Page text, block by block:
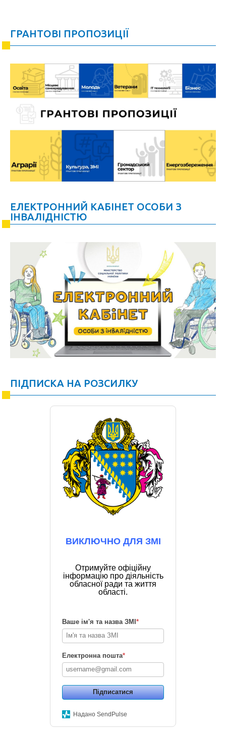
ГРАНТОВІ ПРОПОЗИЦІЇ
ЕЛЕКТРОННИЙ КАБІНЕТ ОСОБИ З
ІНВАЛІДНІСТЮ
ПІДПИСКА НА РОЗСИЛКУ
ВИКЛЮЧНО ДЛЯ ЗМІ
Отримуйте офіційну
інформацію про діяльність
обласної ради та життя
області.
Ваше ім'я та назва ЗМІ *
Електронна пошта*
Підписатися
Надано SendPulse